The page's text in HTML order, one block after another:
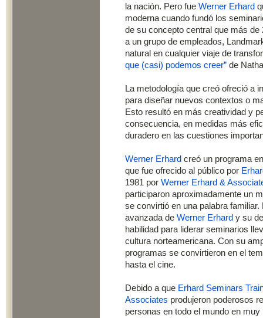
la nación. Pero fue Werner Erhard
moderna cuando fundó los
de su concepto central que más
a un grupo de empleados,
natural en cualquier viaje de
que (casi) podemos creer” de
La metodología que creó ofreció a
para diseñar nuevos contextos o
Esto resultó en más creatividad y
consecuencia, en medidas más
duradero en las cuestiones
Werner Erhard creó un programa
que fue ofrecido al público por
1981 por Werner Erhard &
participaron aproximadamente un
se convirtió en una palabra
avanzada de Werner Erhard y su
habilidad para liderar seminarios
cultura norteamericana. Con su
programas se convirtieron en el
hasta el cine.
Debido a que Erhard Seminars
Associates produjeron poderosos
personas en todo el mundo en